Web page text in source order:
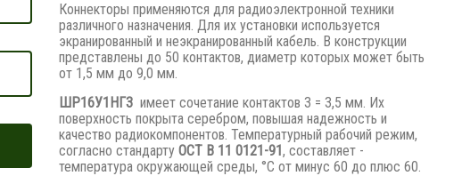
Коннекторы применяются для радиоэлектронной техники
различного назначения. Для их установки используется
экранированный и неэкранированный кабель. В конструкции
представлены до 50 контактов, диаметр которых может быть
от 1,5 мм до 9,0 мм.
ШР16У1НГ3 имеет сочетание контактов 3 = 3,5 мм. Их
поверхность покрыта серебром, повышая надежность и
качество радиокомпонентов. Температурный рабочий режим,
согласно стандарту ОСТ В 11 0121-91, составляет -
температура окружающей среды, °С от минус 60 до плюс 60.